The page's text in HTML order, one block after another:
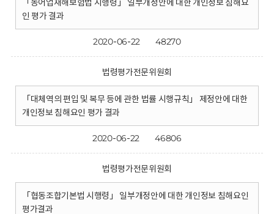
「농어업재해보험법 시행령」 일부개정안에 대한 개인정보 침해요
인 평가 결과
2020-06-22 48270
법령평가전문위원회
「대체역의 편입 및 복무 등에 관한 법률 시행규칙」 제정안에 대한
개인정보 침해요인 평가 결과
2020-06-22 46806
법령평가전문위원회
「협동조합기본법 시행령」 일부개정안에 대한 개인정보 침해요인
평가결과